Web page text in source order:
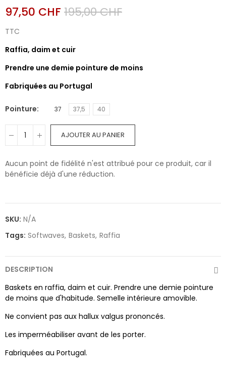
97,50 CHF 195,00 CHF
TTC
Raffia, daim et cuir
Prendre une demie pointure de moins
Fabriquées au Portugal
Pointure 37 37,5 40
AJOUTER AU PANIER
Aucun point de fidélité n'est attribué pour ce produit, car il
bénéficie déjà d'une réduction.
SKU: N/A
Tags: Softwaves Baskets Raffia
DESCRIPTION
Baskets en raffia, daim et cuir. Prendre une demie pointure
de moins que d'habitude. Semelle intérieure amovible.
Ne convient pas aux hallux valgus prononcés.
Les imperméabiliser avant de les porter.
Fabriquées au Portugal.